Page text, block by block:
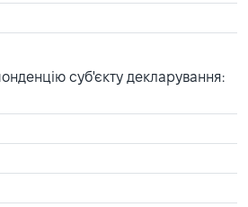
суб'єкту декларування: